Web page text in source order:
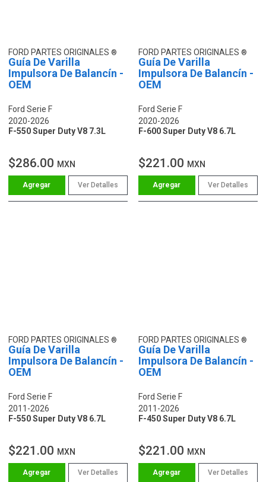
FORD PARTES ORIGINALES
Guía De Varilla
Impulsora De Balancín -
OEM
Ford Serie F
2020-2026
F-550 Super Duty V8 7.3L
$286.00 MXN
Ver Detalles
FORD PARTES ORIGINALES
Guía De Varilla
Impulsora De Balancín -
OEM
Ford Serie F
2020-2026
F-600 Super Duty V8 6.7L
$221.00 MXN
Ver Detalles
FORD PARTES ORIGINALES
Guía De Varilla
Impulsora De Balancín -
OEM
Ford Serie F
2011-2026
F-550 Super Duty V8 6.7L
$221.00 MXN
Ver Detalles
FORD PARTES ORIGINALES
Guía De Varilla
Impulsora De Balancín -
OEM
Ford Serie F
2011-2026
F-450 Super Duty V8 6.7L
$221.00 MXN
Ver Detalles